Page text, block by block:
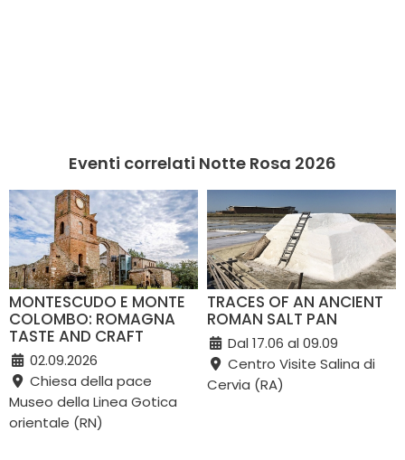
Eventi correlati Notte Rosa 2026
MONTESCUDO E MONTE
COLOMBO: ROMAGNA
TASTE AND CRAFT
02.09.2026
Chiesa della pace
Museo della Linea Gotica
orientale (RN)
TRACES OF AN ANCIENT
ROMAN SALT PAN
Dal 17.06 al 09.09
Centro Visite Salina di
Cervia (RA)